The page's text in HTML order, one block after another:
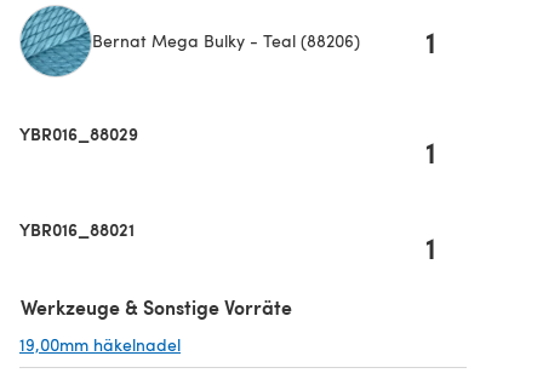
Bernat Mega Bulky - Teal (88206) 1
YBR016_88029 1
YBR016_88021 1
Werkzeuge & Sonstige Vorräte
19,00mm häkelnadel